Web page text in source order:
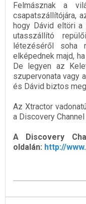
Felmásznak a
csapatszállítójára,
hogy Dávid eltöri a
utasszállító
létezéséről
elképednek majd,
De legyen az
szupervonata vagy
és Dávid biztos
Az Xtractor
a Discovery
A Discovery
oldalán: http://